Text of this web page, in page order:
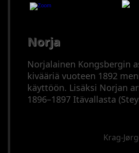
Mustaruutiaseet
Ampumatarvikkeet
Tähtäinkiikarit
Äänenvaimentimet
Muut
varusteet
Norja
Norjalainen Kongsbergin
kivääriä vuoteen 1892
käyttöön. Lisäksi Norjan
1896–1897 Itävallasta
Krag-